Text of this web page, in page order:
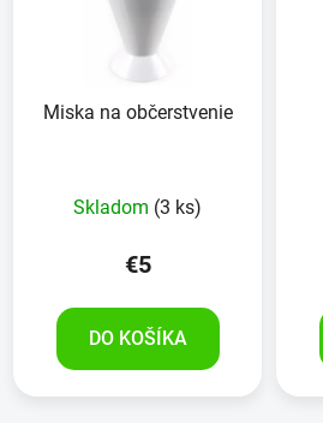
Miska na občerstvenie
Skladom (3 ks)
€5
DO KOŠÍKA